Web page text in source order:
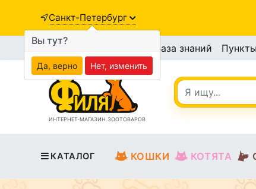
Санкт-Петербург
База знаний
ИНТЕРНЕТ-МАГАЗИН ЗООТОВАРОВ
КАТАЛОГ КОШКИ КОТЯТА
Вы тут?
Да, верно Нет, изменить